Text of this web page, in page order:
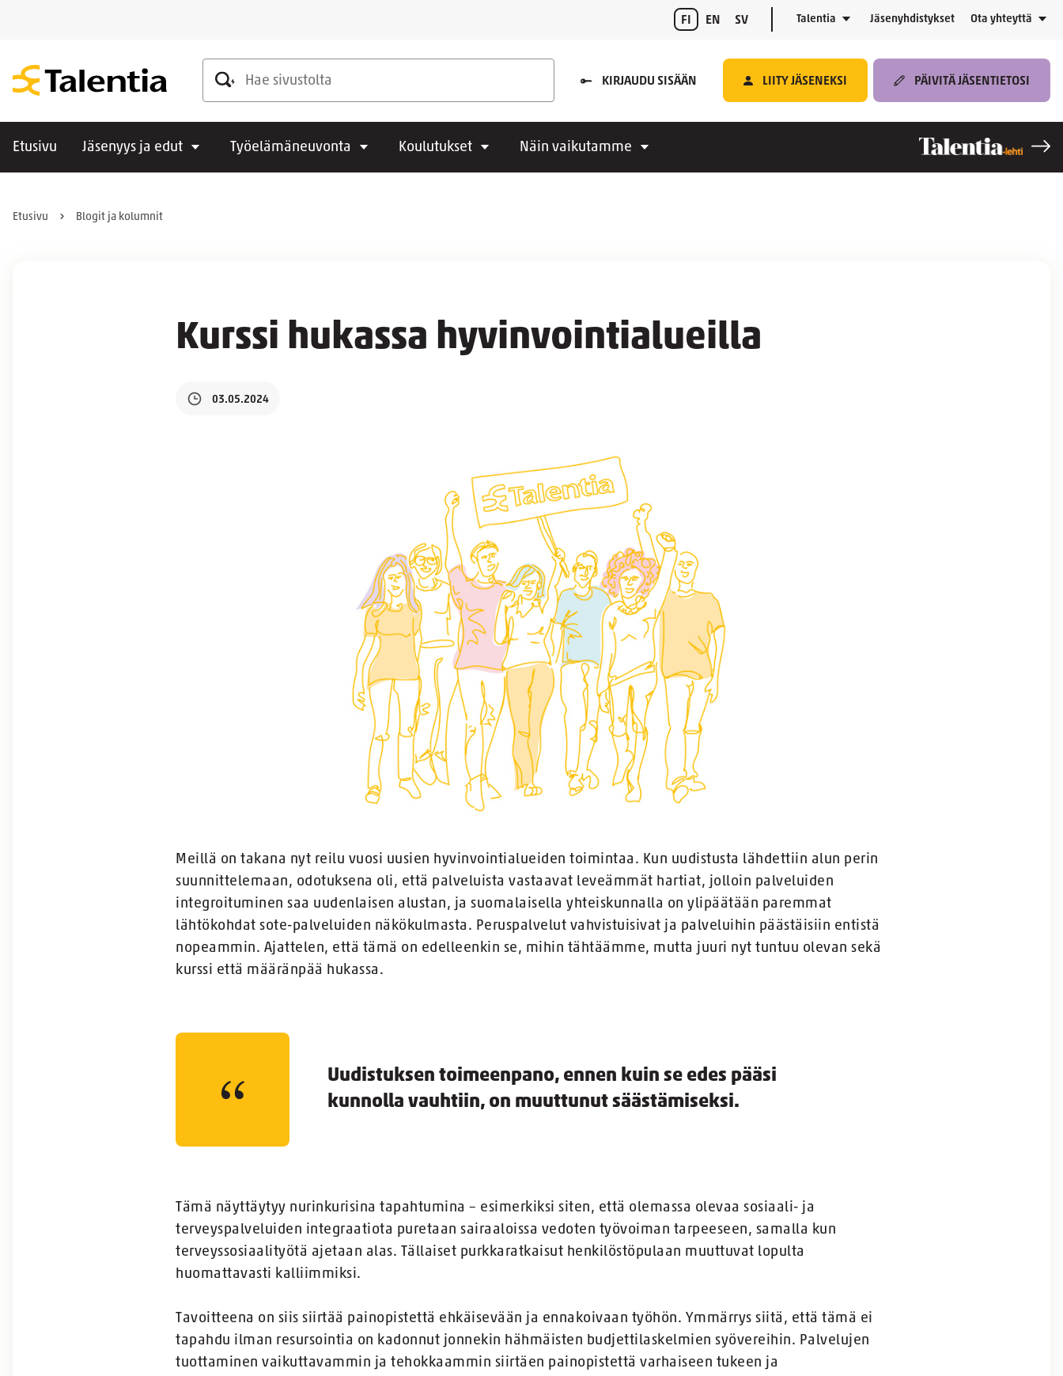
FI EN SV Talentia Jäsenyhdistykset Ota yhteyttä
Hae sivustolta
KIRJAUDU SISÄÄN LIITY JÄSENEKSI PÄIVITÄ JÄSENTIETOSI
Etusivu Jäsenyys ja edut Työelämäneuvonta Koulutukset Näin vaikutamme
Etusivu Blogit ja kolumnit
Kurssi hukassa hyvinvointialueilla
03.05.2024
Meillä on takana nyt reilu vuosi uusien hyvinvointialueiden toimintaa. Kun uudistusta lähdettiin alun perin
suunnittelemaan, odotuksena oli, että palveluista vastaavat leveämmät hartiat, jolloin palveluiden
integroituminen saa uudenlaisen alustan, ja suomalaisella yhteiskunnalla on ylipäätään paremmat
lähtökohdat sote-palveluiden näkökulmasta. Peruspalvelut vahvistuisivat ja palveluihin päästäisiin entistä
nopeammin. Ajattelen, että tämä on edelleenkin se, mihin tähtäämme, mutta juuri nyt tuntuu olevan sekä
kurssi että määränpää hukassa.
Uudistuksen toimeenpano, ennen kuin se edes pääsi
kunnolla vauhtiin, on muuttunut säästämiseksi.
Tämä näyttäytyy nurinkurisina tapahtumina – esimerkiksi siten, että olemassa olevaa sosiaali- ja
terveyspalveluiden integraatiota puretaan sairaaloissa vedoten työvoiman tarpeeseen, samalla kun
terveyssosiaalityötä ajetaan alas. Tällaiset purkkaratkaisut henkilöstöpulaan muuttuvat lopulta
huomattavasti kalliimmiksi.
Tavoitteena on siis siirtää painopistettä ehkäisevään ja ennakoivaan työhön. Ymmärrys siitä, että tämä ei
tapahdu ilman resursointia on kadonnut jonnekin hähmäisten budjettilaskelmien syövereihin. Palvelujen
tuottaminen vaikuttavammin ja tehokkaammin siirtäen painopistettä varhaiseen tukeen ja